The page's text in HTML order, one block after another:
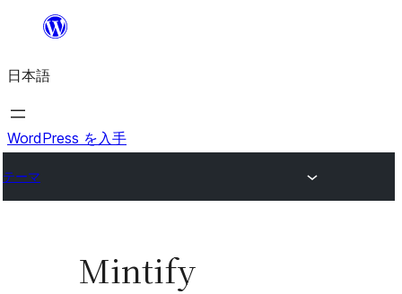
を
ス
キ
プ
日本語
WordPress を入手
テーマ
Mintify